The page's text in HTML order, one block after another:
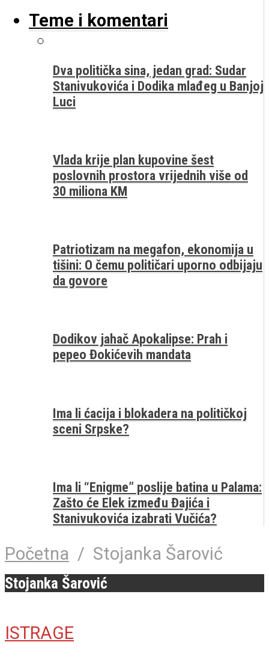
Teme i komentari
Dva politička sina, jedan grad: Sudar
Stanivukovića i Dodika mlađeg u Banjoj
Luci
Vlada krije plan kupovine šest
poslovnih prostora vrijednih više od
30 miliona KM
Patriotizam na megafon, ekonomija u
tišini: O čemu političari uporno odbijaju
da govore
Dodikov jahač Apokalipse: Prah i
pepeo Đokićevih mandata
Ima li ćacija i blokadera na političkoj
sceni Srpske?
Ima li “Enigme” poslije batina u Palama:
Zašto će Elek između Đajića i
Stanivukovića izabrati Vučića?
Početna / Stojanka Šarović
Stojanka Šarović
ISTRAGE